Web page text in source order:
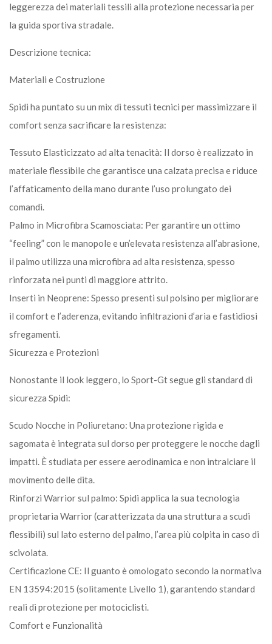
leggerezza dei materiali tessili alla protezione necessaria per
la guida sportiva stradale.
Descrizione tecnica:
Materiali e Costruzione
Spidi ha puntato su un mix di tessuti tecnici per massimizzare il
comfort senza sacrificare la resistenza:
Tessuto Elasticizzato ad alta tenacità: Il dorso è realizzato in
materiale flessibile che garantisce una calzata precisa e riduce
l’affaticamento della mano durante l’uso prolungato dei
comandi.
Palmo in Microfibra Scamosciata: Per garantire un ottimo
“feeling” con le manopole e un’elevata resistenza all’abrasione,
il palmo utilizza una microfibra ad alta resistenza, spesso
rinforzata nei punti di maggiore attrito.
Inserti in Neoprene: Spesso presenti sul polsino per migliorare
il comfort e l’aderenza, evitando infiltrazioni d’aria e fastidiosi
sfregamenti.
Sicurezza e Protezioni
Nonostante il look leggero, lo Sport-Gt segue gli standard di
sicurezza Spidi:
Scudo Nocche in Poliuretano: Una protezione rigida e
sagomata è integrata sul dorso per proteggere le nocche dagli
impatti. È studiata per essere aerodinamica e non intralciare il
movimento delle dita.
Rinforzi Warrior sul palmo: Spidi applica la sua tecnologia
proprietaria Warrior (caratterizzata da una struttura a scudi
flessibili) sul lato esterno del palmo, l’area più colpita in caso di
scivolata.
Certificazione CE: Il guanto è omologato secondo la normativa
EN 13594:2015 (solitamente Livello 1), garantendo standard
reali di protezione per motociclisti.
Comfort e Funzionalità